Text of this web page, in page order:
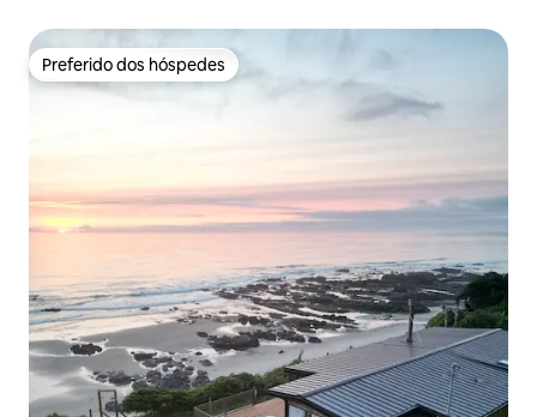
Preferido dos hóspedes
Preferido dos hóspedes